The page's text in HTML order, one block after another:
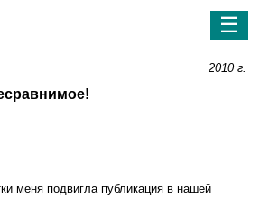
☰
2010 г.
меня подвигла публикация в нашей